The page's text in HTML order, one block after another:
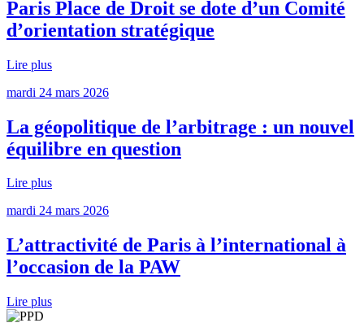
Paris Place de Droit se dote d’un Comité
d’orientation stratégique
Lire plus
mardi 24 mars 2026
La géopolitique de l’arbitrage : un nouvel
équilibre en question
Lire plus
mardi 24 mars 2026
L’attractivité de Paris à l’international à
l’occasion de la PAW
Lire plus